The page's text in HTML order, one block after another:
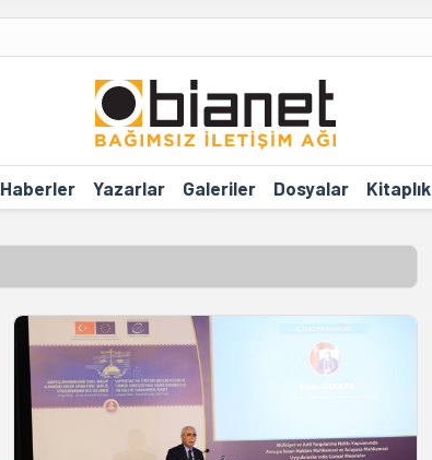
Haberler Yazarlar Galeriler Dosyalar Kitaplık